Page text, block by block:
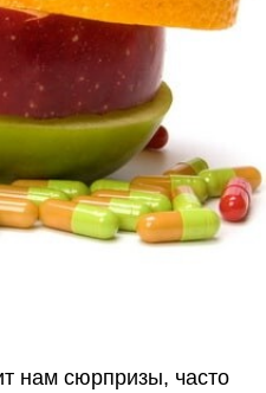
нам сюрпризы, часто